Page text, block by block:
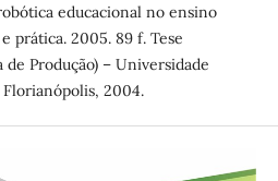
educacional no ensino
prática. 2005. 89 f. Tese
Produção) – Universidade
2004.